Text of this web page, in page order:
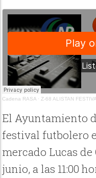
Cadena RASA ·Z-68 ALISTAN
El Ayuntamiento
festival futbolero
mercado Lucas de
junio, a las 11:00